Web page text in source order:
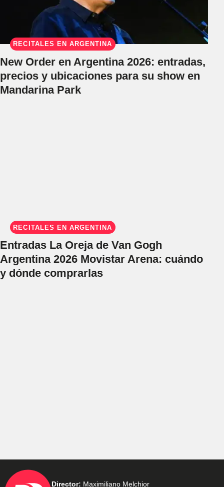
RECITALES EN ARGENTINA
New Order en Argentina 2026: entradas,
precios y ubicaciones para su show en
Mandarina Park
RECITALES EN ARGENTINA
Entradas La Oreja de Van Gogh
Argentina 2026 Movistar Arena: cuándo
y dónde comprarlas
Director: Maximiliano Melchior